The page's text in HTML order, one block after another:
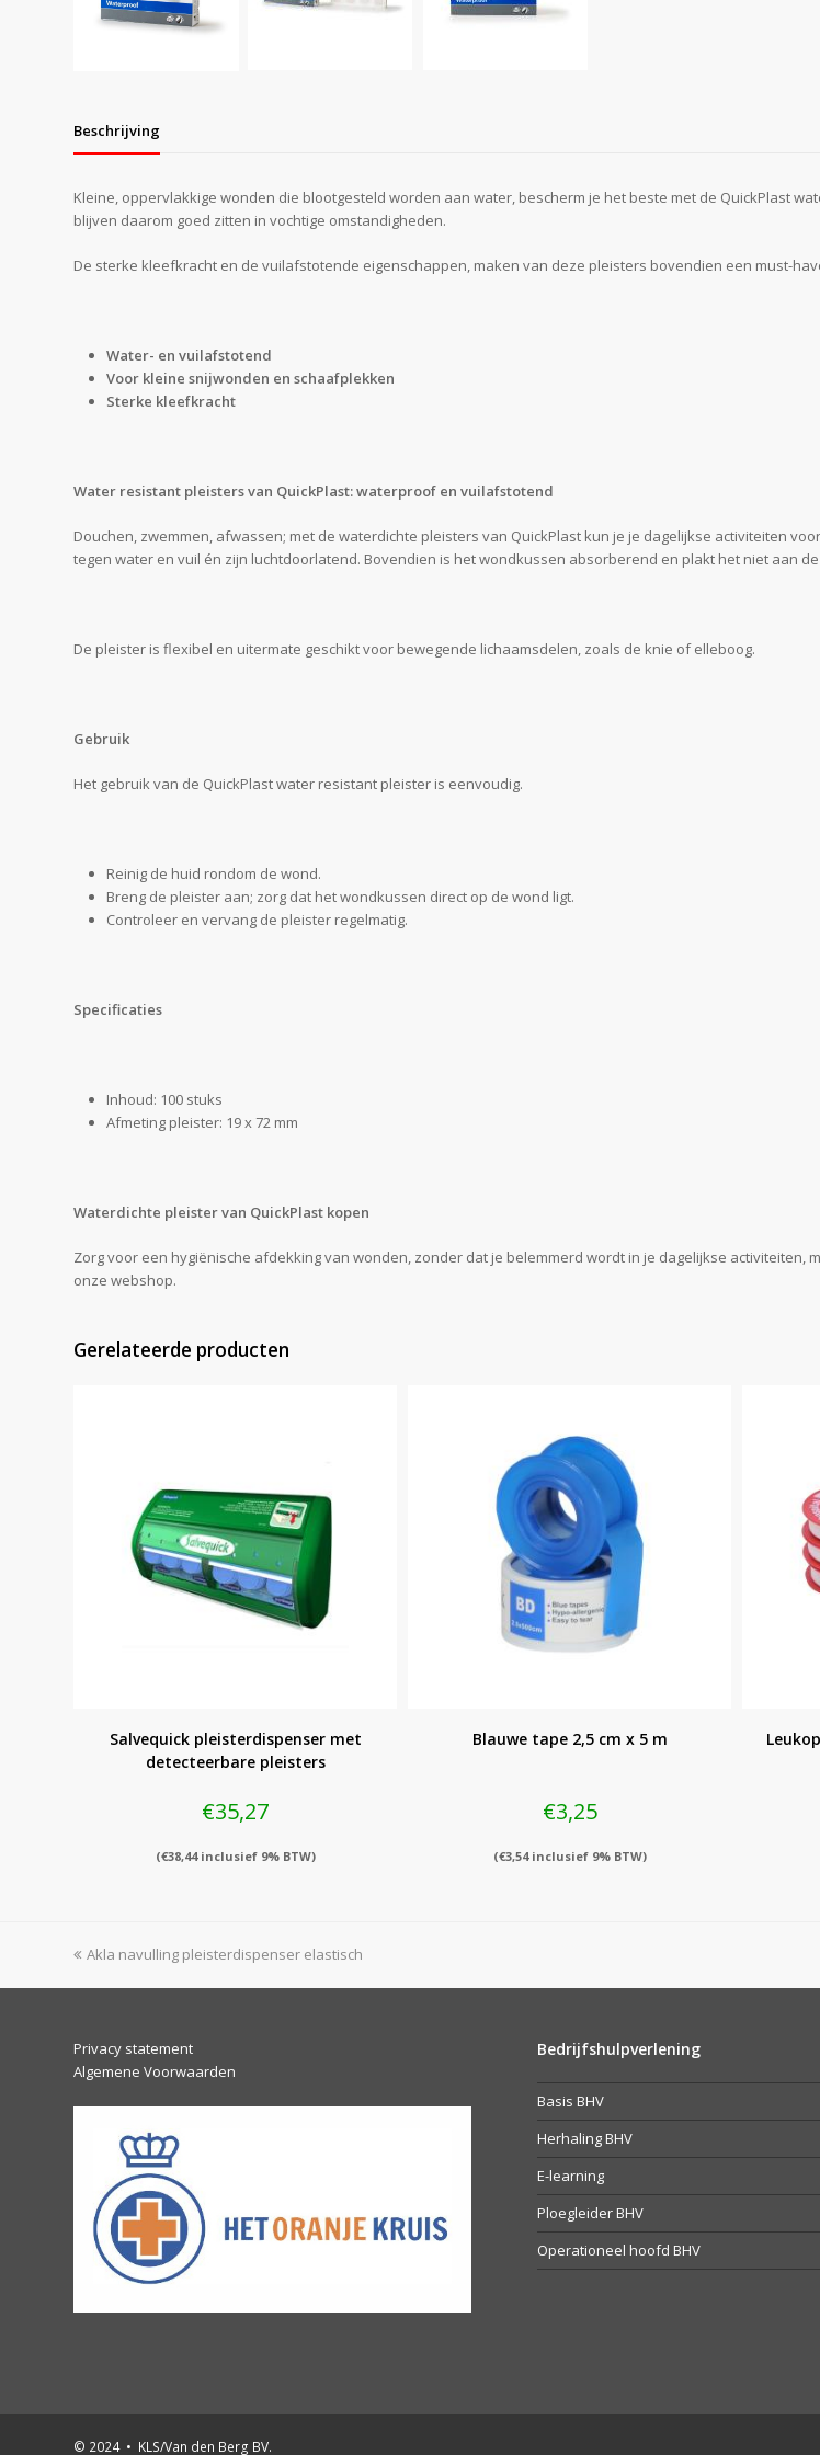
Beschrijving
Kleine, oppervlakkige wonden die blootgesteld worden aan water, bescherm je het beste met de QuickPlast
blijven daarom goed zitten in vochtige omstandigheden.
De sterke kleefkracht en de vuilafstotende eigenschappen, maken van deze pleisters bovendien een must-
Water- en vuilafstotend
Voor kleine snijwonden en schaafplekken
Sterke kleefkracht
Water resistant pleisters van QuickPlast: waterproof en vuilafstotend
Douchen, zwemmen, afwassen; met de waterdichte pleisters van QuickPlast kun je je dagelijkse activiteiten
tegen water en vuil én zijn luchtdoorlatend. Bovendien is het wondkussen absorberend en plakt het niet aan
De pleister is flexibel en uitermate geschikt voor bewegende lichaamsdelen, zoals de knie of elleboog.
Gebruik
Het gebruik van de QuickPlast water resistant pleister is eenvoudig.
Reinig de huid rondom de wond.
Breng de pleister aan; zorg dat het wondkussen direct op de wond ligt.
Controleer en vervang de pleister regelmatig.
Specificaties
Inhoud: 100 stuks
Afmeting pleister: 19 x 72 mm
Waterdichte pleister van QuickPlast kopen
Zorg voor een hygiënische afdekking van wonden, zonder dat je belemmerd wordt in je dagelijkse
onze webshop.
Gerelateerde producten
Salvequick pleisterdispenser met
detecteerbare pleisters
€35,27
(€38,44inclusief 9% BTW)
Blauwe tape 2,5 cm x 5 m
€3,25
(€3,54inclusief 9% BTW)
previous
Akla navulling pleisterdispenser elastisch
Privacy statement
Algemene Voorwaarden
Bedrijfshulpverlening
Basis BHV
Herhaling BHV
E-learning
Ploegleider BHV
Operationeel hoofd BHV
© 2024 • KLS/Van den Berg BV.